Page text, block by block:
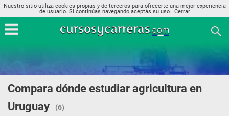
Nuestro sitio utiliza cookies propias y de terceros para ofrecerte una mejor experiencia
de usuario. Si continúas navegando aceptás su uso.. Cerrar
Compara dónde estudiar agricultura en
Uruguay
(6)